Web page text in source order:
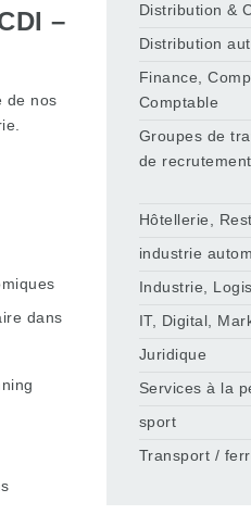
–
de nos
dans
Distribution &
Distribution
Finance,
Comptable
Groupes de
de recrutement
Hôtellerie,
industrie
Industrie,
IT, Digital,
Juridique
Services à la
sport
Transport /